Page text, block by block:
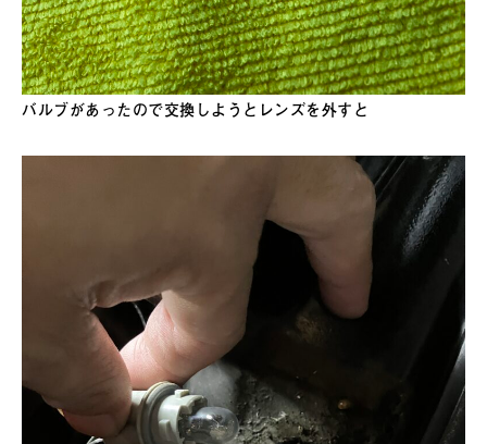
バルブがあったので交換しようとレンズを外すと